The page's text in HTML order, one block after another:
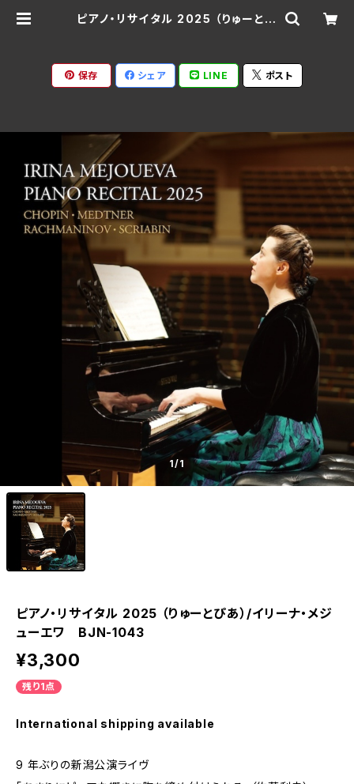
ピアノ・リサイタル 2025 （りゅーとぴ
保存 シェア LINE ポスト
1/1
ピアノ・リサイタル 2025 （りゅーとぴあ）/イリーナ・メジ
ューエワ BJN-1043
¥3,300
残り1点
International shipping available
9 年ぶりの新潟公演ライヴ